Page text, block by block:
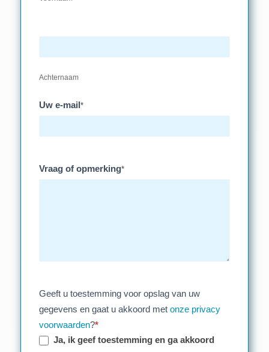
Achternaam
Uw e-mail *
Vraag of opmerking*
Geeft u toestemming voor opslag van uw
gegevens en gaat u akkoord met onze privacy
voorwaarden?*
Ja, ik geef toestemming en ga akkoord